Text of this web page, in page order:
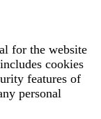
for the website
cookies
features of
personal